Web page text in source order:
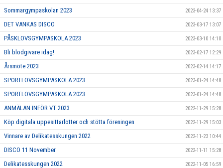
Sommargympaskolan 2023 2023-04-24 13:37
DET VANKAS DISCO 2023-03-17 13:07
PÅSKLOVSGYMPASKOLA 2023 2023-03-10 14:10
Bli blodgivare idag! 2023-02-17 12:29
Årsmöte 2023 2023-02-14 14:17
SPORTLOVSGYMPASKOLA 2023 2023-01-24 14:48
SPORTLOVSGYMPASKOLA 2023 2023-01-24 14:48
ANMÄLAN INFÖR VT 2023 2022-11-29 15:28
Köp digitala uppesittarlotter och stötta föreningen 2022-11-29 15:03
Vinnare av Delikatesskungen 2022 2022-11-23 10:44
DISCO 11 November 2022-11-11 15:28
Delikatesskungen 2022 2022-11-05 16:59